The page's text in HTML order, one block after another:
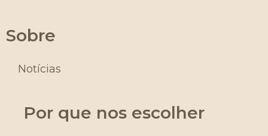
Sobre
Notícias
Por que nos escolher